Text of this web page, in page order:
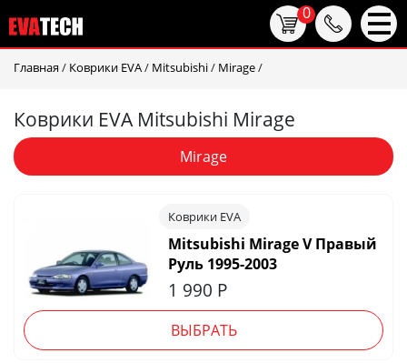
Главная / Коврики EVA/ Mitsubishi/ Mirage/
Коврики EVA Mitsubishi Mirage
Mirage
Коврики EVA
Mitsubishi Mirage V Правый
Руль 1995-2003
1 990 Р
ВЫБРАТЬ
0